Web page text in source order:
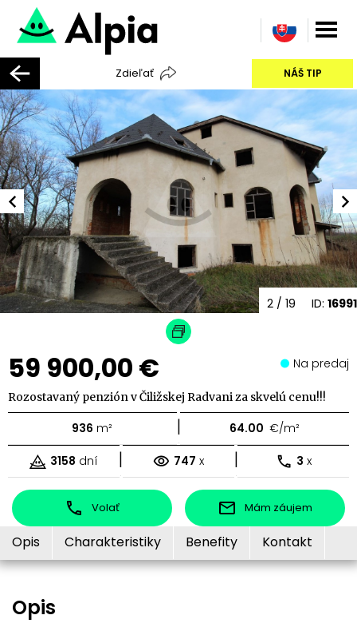
Zdieľať NÁŠ TIP
ID: 16991
2 / 19
59 900,00 € Na predaj
Rozostavaný penzión v Čiližskej Radvani za skvelú cenu!!!
936 m² | 64.00 €/m²
3158 dní | 747 x | 3 x
Volať Mám záujem
Opis Charakteristiky Benefity Kontakt
Opis